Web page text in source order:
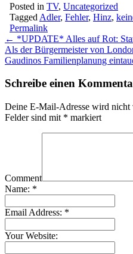
Posted in TV, Uncategorized
Tagged Adler, Fehler, Hinz,
Permalink
Post
navigation
← *UPDATE* Alles auf Rot:
Als der Bürgermeister von
Gaudinos Familienplanung
Schreibe einen
Deine E-Mail-Adresse wird nicht
Felder sind mit * markiert
Comment
Name: *
Email Address: *
Your Website: